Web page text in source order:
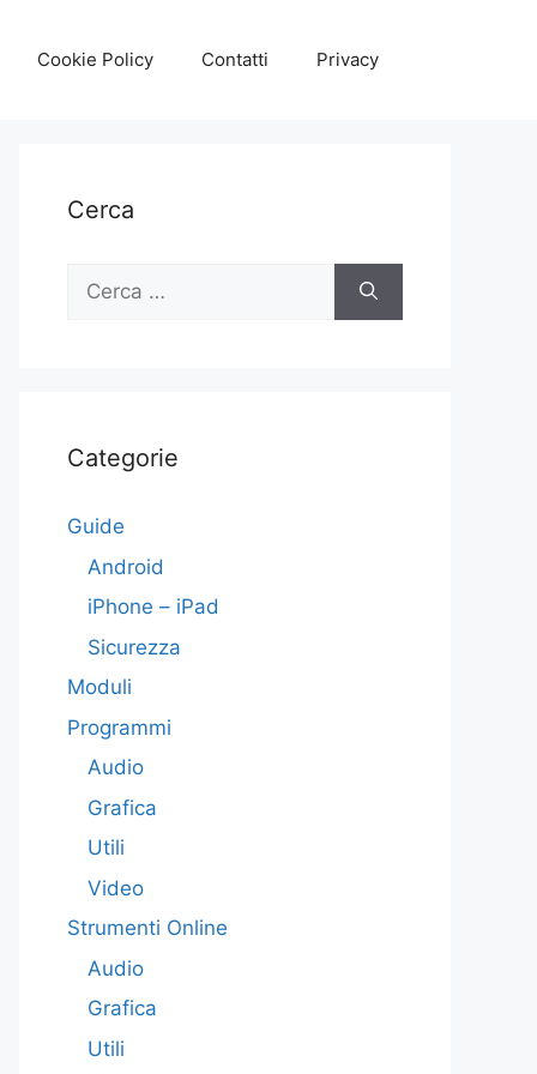
Cookie Policy Contatti Privacy
Cerca
Ricerca
Categorie
Guide
Android
iPhone – iPad
Sicurezza
Moduli
Programmi
Audio
Grafica
Utili
Video
Strumenti Online
Audio
Grafica
Utili